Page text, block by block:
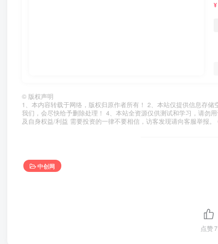
¥
© 版权声明
1、本内容转载于网络，版权归原作者所有！ 2、本站仅提供信息存
我们，会尽快给予删除处理！ 4、本站全资源仅供测试和学习，请勿
及自身权益/利益 需要投资的一律不要相信，访客发现请向客服举报
中创网
点赞7